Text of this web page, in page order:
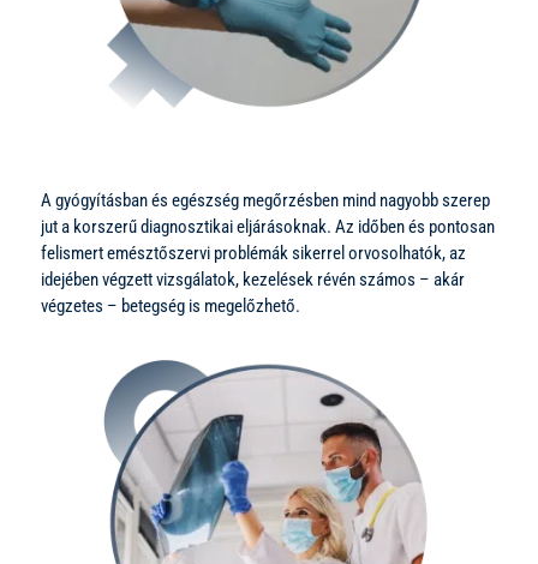
A gyógyításban és egészség megőrzésben mind nagyobb szerep
jut a korszerű diagnosztikai eljárásoknak. Az időben és pontosan
felismert emésztőszervi problémák sikerrel orvosolhatók, az
idejében végzett vizsgálatok, kezelések révén számos – akár
végzetes – betegség is megelőzhető.